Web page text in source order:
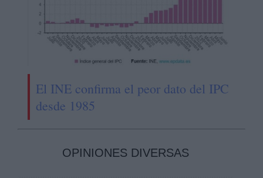
El INE confirma el peor dato del IPC
desde 1985
OPINIONES DIVERSAS